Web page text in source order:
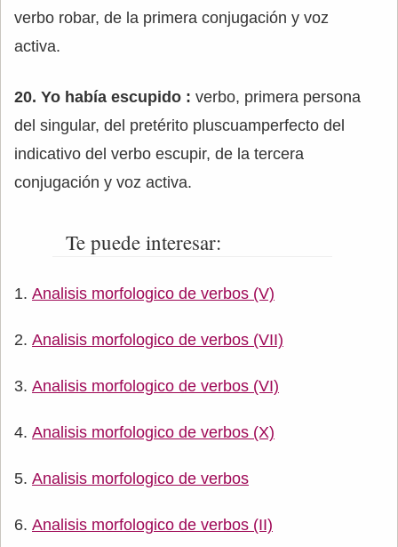
verbo robar, de la primera conjugación y voz
activa.
20. Yo había escupido : verbo, primera persona
del singular, del pretérito pluscuamperfecto del
indicativo del verbo escupir, de la tercera
conjugación y voz activa.
Te puede interesar:
Analisis morfologico de verbos (V)
Analisis morfologico de verbos (VII)
Analisis morfologico de verbos (VI)
Analisis morfologico de verbos (X)
Analisis morfologico de verbos
Analisis morfologico de verbos (II)